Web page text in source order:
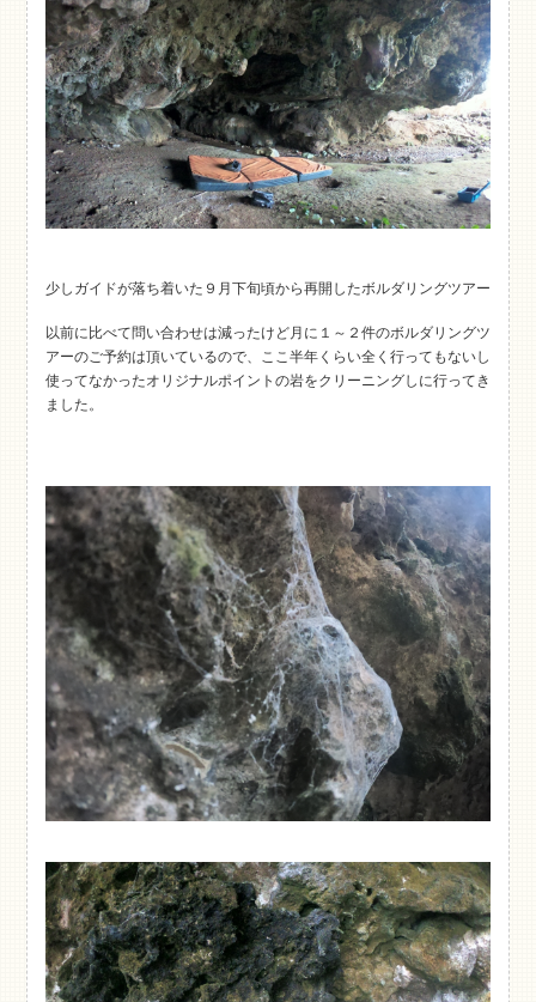
少しガイドが落ち着いた９月下旬頃から再開したボルダリングツアー
以前に比べて問い合わせは減ったけど月に１～２件のボルダリングツ
アーのご予約は頂いているので、ここ半年くらい全く行ってもないし
使ってなかったオリジナルポイントの岩をクリーニングしに行ってき
ました。